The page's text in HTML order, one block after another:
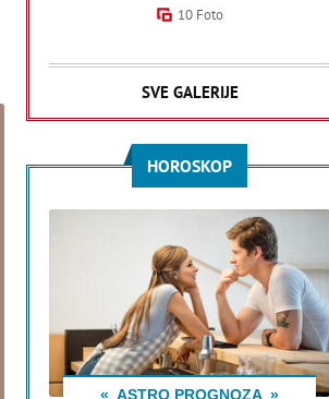
10 Foto
SVE GALERIJE
HOROSKOP
ASTRO PROGNOZA